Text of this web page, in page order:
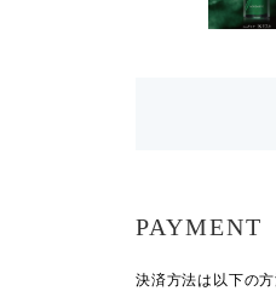
PAYMENT
決済方法は以下の方